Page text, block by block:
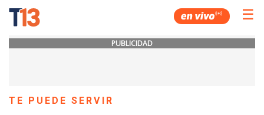
☰
PUBLICIDAD
TE PUEDE SERVIR